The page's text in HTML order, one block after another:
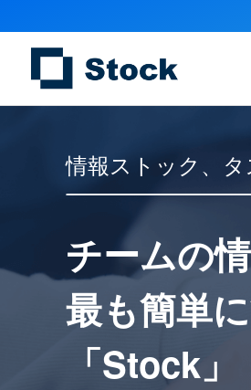
情報ストック、
チームの情
最も簡単に
「Stock」